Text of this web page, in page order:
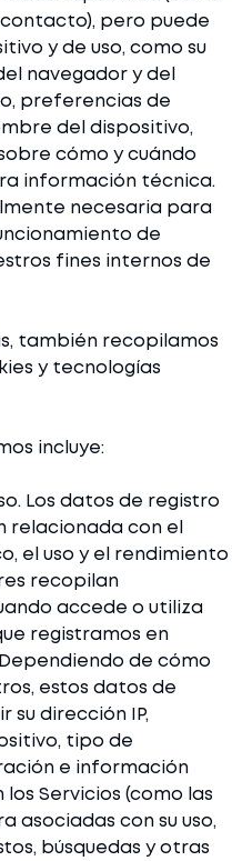
pero puede
y de uso, como su
navegador y del
preferencias de
del dispositivo,
cómo y cuándo
información técnica.
necesaria para
de
fines internos de
también recopilamos
y tecnologías
incluye:
Los datos de registro
relacionada con el
el uso y el rendimiento
recopilan
accede o utiliza
registramos en
de cómo
estos datos de
su dirección IP,
tipo de
e información
Servicios (como las
asociadas con su uso,
búsquedas y otras